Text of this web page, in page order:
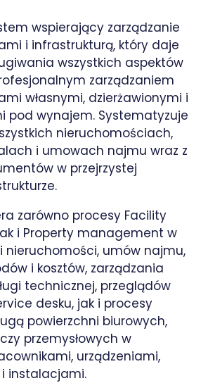
wspierający zarządzanie
i infrastrukturą, który daje
wszystkich aspektów
zarządzaniem
własnymi, dzierżawionymi i
pod wynajem. Systematyzuje
nieruchomościach,
i umowach najmu wraz z
w przejrzystej
zarówno procesy Facility
i Property management w
nieruchomości, umów najmu,
i kosztów, zarządzania
technicznej, przeglądów
desku, jak i procesy
powierzchni biurowych,
przemysłowych w
urządzeniami,
instalacjami.